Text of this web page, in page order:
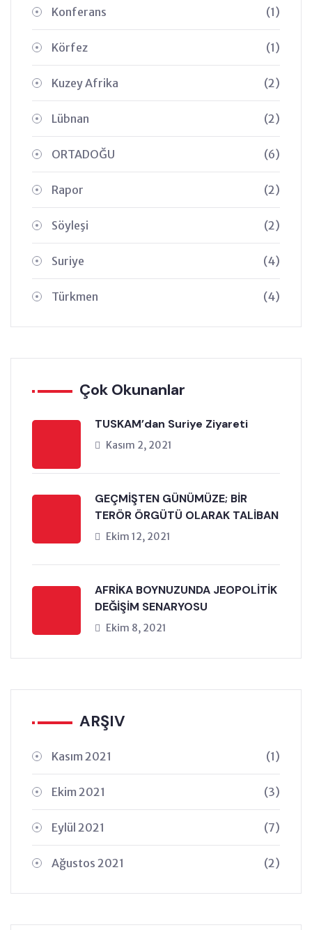
Konferans (1)
Körfez (1)
Kuzey Afrika (2)
Lübnan (2)
ORTADOĞU (6)
Rapor (2)
Söyleşi (2)
Suriye (4)
Türkmen (4)
Çok Okunanlar
TUSKAM’dan Suriye Ziyareti
Kasım 2, 2021
GEÇMİŞTEN GÜNÜMÜZE; BİR
TERÖR ÖRGÜTÜ OLARAK TALİBAN
Ekim 12, 2021
AFRİKA BOYNUZUNDA JEOPOLİTİK
DEĞİŞİM SENARYOSU
Ekim 8, 2021
ARŞIV
Kasım 2021 (1)
Ekim 2021 (3)
Eylül 2021 (7)
Ağustos 2021 (2)